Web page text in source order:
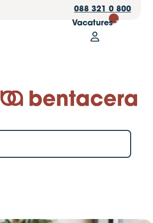
088 321 0 800
Vacatures 30
Mijn
Logo Bentacera